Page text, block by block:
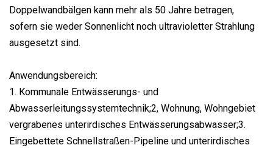
Doppelwandbälgen kann mehr als 50 Jahre betragen,
sofern sie weder Sonnenlicht noch ultravioletter Strahlung
ausgesetzt sind.
Anwendungsbereich:
1. Kommunale Entwässerungs- und
Abwasserleitungssystemtechnik;2, Wohnung, Wohngebiet
vergrabenes unterirdisches Entwässerungsabwasser;3.
Eingebettete Schnellstraßen-Pipeline und unterirdisches